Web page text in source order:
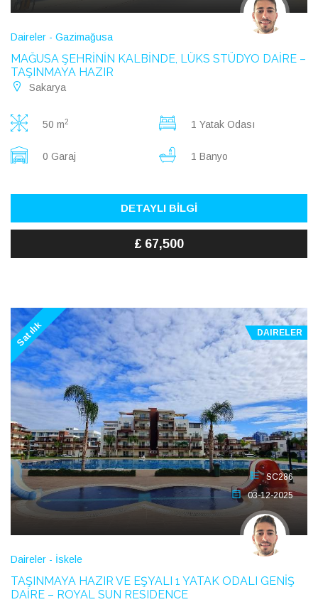
Daireler - Gazimağusa
MAĞUSA ŞEHRİNİN KALBİNDE, LÜKS STÜDYO DAİRE –
TAŞINMAYA HAZIR
Sakarya
50 m2 1 Yatak Odası
0 Garaj 1 Banyo
DETAYLI BİLGİ
£ 67,500
Satılık DAIRELER
SC286
03-12-2025
Daireler - İskele
TAŞINMAYA HAZIR VE EŞYALI 1 YATAK ODALI GENİŞ
DAİRE – ROYAL SUN RESIDENCE